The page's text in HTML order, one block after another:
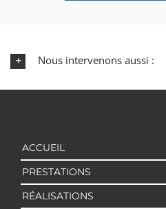
Nous intervenons aussi :
ACCUEIL
PRESTATIONS
RÉALISATIONS